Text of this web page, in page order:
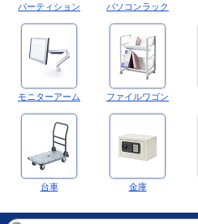
パーティション パソコンラック
モニターアーム ファイルワゴン
台車 金庫